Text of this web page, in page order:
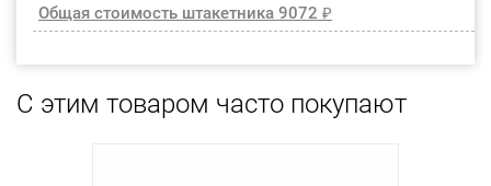
Общая стоимость штакетника 9072 ₽
С этим товаром часто покупают